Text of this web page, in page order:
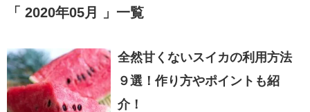
「 2020年05月 」一覧
全然甘くないスイカの利用方法
９選！作り方やポイントも紹
介！